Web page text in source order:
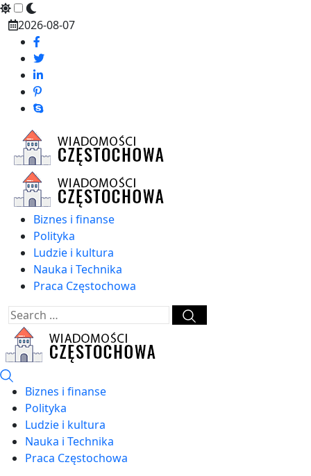
Skip
content
2026-08-07
Biznes i finanse
Polityka
Ludzie i kultura
Nauka i Technika
Praca Częstochowa
Biznes i finanse
Polityka
Ludzie i kultura
Nauka i Technika
Praca Częstochowa